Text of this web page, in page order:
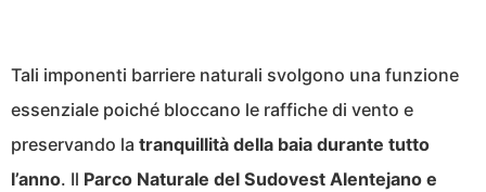
Tali imponenti barriere naturali svolgono una funzione
essenziale poiché bloccano le raffiche di vento e
preservando la tranquillità della baia durante tutto
l’anno. Il Parco Naturale del Sudovest Alentejano e